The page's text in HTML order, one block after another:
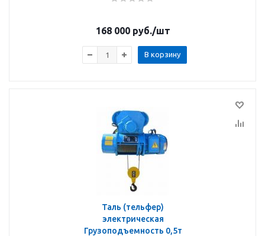
168 000руб./шт
В корзину
Таль (тельфер)
электрическая
Грузоподъемность 0,5т